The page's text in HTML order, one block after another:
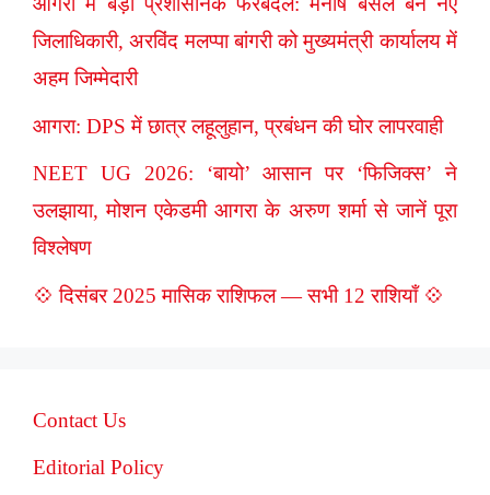
जिलाधिकारी, अरविंद मलप्पा बांगरी को मुख्यमंत्री कार्यालय में
अहम जिम्मेदारी
आगरा: DPS में छात्र लहूलुहान, प्रबंधन की घोर लापरवाही
NEET UG 2026: ‘बायो’ आसान पर ‘फिजिक्स’ ने
उलझाया, मोशन एकेडमी आगरा के अरुण शर्मा से जानें पूरा
विश्लेषण
💠 दिसंबर 2025 मासिक राशिफल — सभी 12 राशियाँ 💠
Contact Us
Editorial Policy